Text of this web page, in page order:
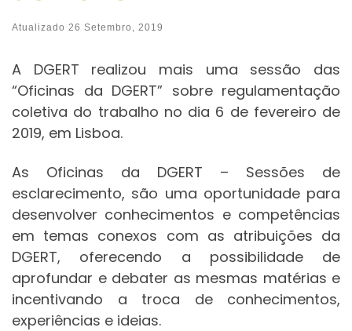
Atualizado 26 Setembro, 2019
A DGERT realizou mais uma sessão das
“Oficinas da DGERT” sobre regulamentação
coletiva do trabalho no dia 6 de fevereiro de
2019, em Lisboa.
As Oficinas da DGERT – Sessões de
esclarecimento, são uma oportunidade para
desenvolver conhecimentos e competências
em temas conexos com as atribuições da
DGERT, oferecendo a possibilidade de
aprofundar e debater as mesmas matérias e
incentivando a troca de conhecimentos,
experiências e ideias.